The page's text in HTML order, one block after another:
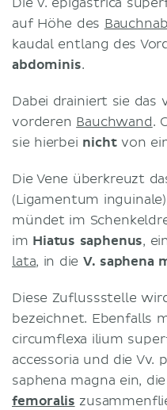
auf Höhe des
kaudal entlang des
abdominis.
Dabei drainiert sie das
vorderen Bauchwand.
sie hierbei nichtvon
Die Vene überkreuzt
(Ligamentum
mündet im
im Hiatus saphenus,
lata, in die V. saphena
Diese Zuflussstelle
bezeichnet. Ebenfalls
circumflexa ilium
accessoria und die Vv.
saphena magna ein,
femoralis